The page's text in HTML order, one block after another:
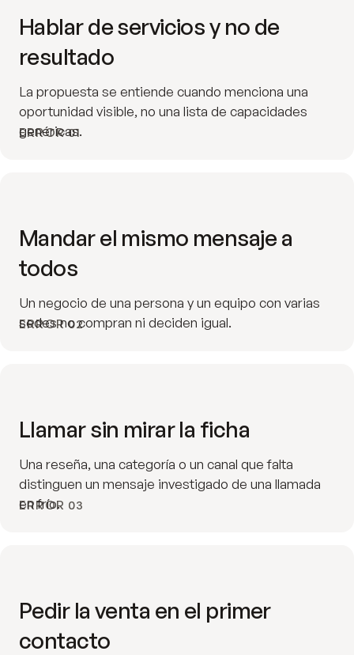
ERROR 01
Hablar de servicios y no de
resultado
La propuesta se entiende cuando menciona una
oportunidad visible, no una lista de capacidades
genéricas.
ERROR 02
Mandar el mismo mensaje a
todos
Un negocio de una persona y un equipo con varias
sedes no compran ni deciden igual.
ERROR 03
Llamar sin mirar la ficha
Una reseña, una categoría o un canal que falta
distinguen un mensaje investigado de una llamada
en frío.
Pedir la venta en el primer
contacto